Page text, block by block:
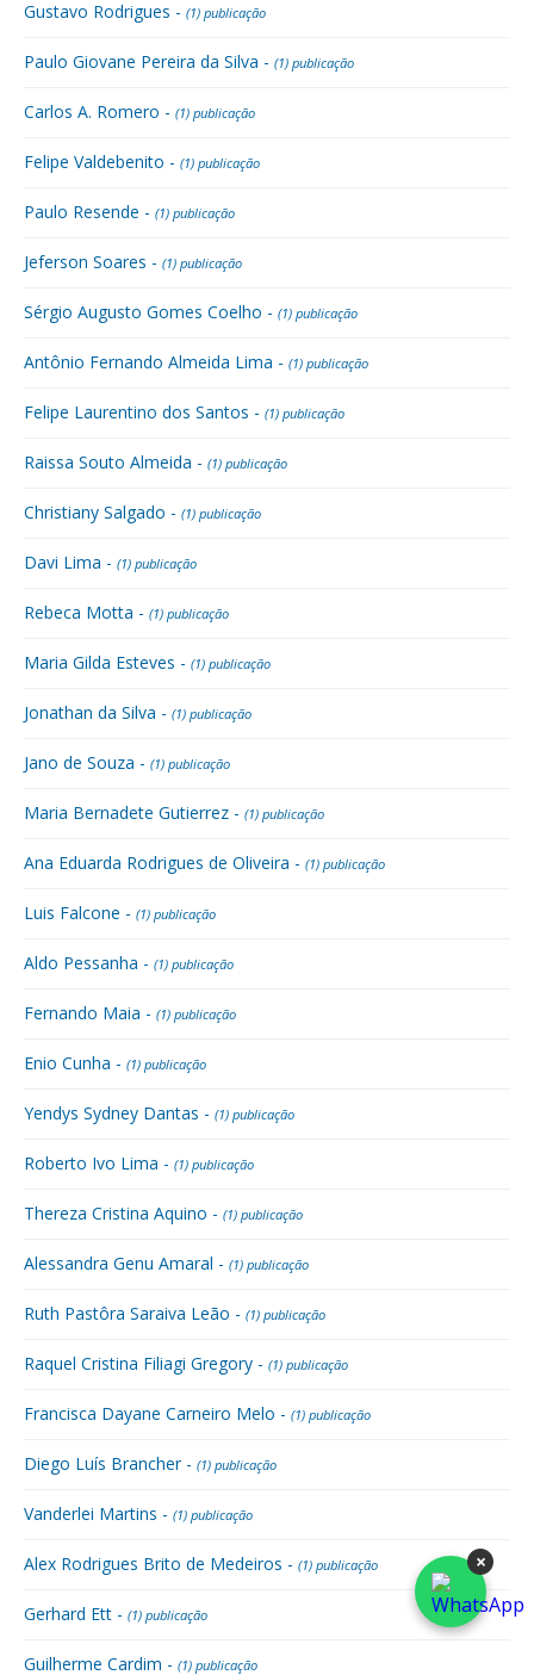
Gustavo Rodrigues - (1) publicação
Paulo Giovane Pereira da Silva - (1) publicação
Carlos A. Romero - (1) publicação
Felipe Valdebenito - (1) publicação
Paulo Resende - (1) publicação
Jeferson Soares - (1) publicação
Sérgio Augusto Gomes Coelho - (1) publicação
Antônio Fernando Almeida Lima - (1) publicação
Felipe Laurentino dos Santos - (1) publicação
Raissa Souto Almeida - (1) publicação
Christiany Salgado - (1) publicação
Davi Lima - (1) publicação
Rebeca Motta - (1) publicação
Maria Gilda Esteves - (1) publicação
Jonathan da Silva - (1) publicação
Jano de Souza - (1) publicação
Maria Bernadete Gutierrez - (1) publicação
Ana Eduarda Rodrigues de Oliveira - (1) publicação
Luis Falcone - (1) publicação
Aldo Pessanha - (1) publicação
Fernando Maia - (1) publicação
Enio Cunha - (1) publicação
Yendys Sydney Dantas - (1) publicação
Roberto Ivo Lima - (1) publicação
Thereza Cristina Aquino - (1) publicação
Alessandra Genu Amaral - (1) publicação
Ruth Pastôra Saraiva Leão - (1) publicação
Raquel Cristina Filiagi Gregory - (1) publicação
Francisca Dayane Carneiro Melo - (1) publicação
Diego Luís Brancher - (1) publicação
Vanderlei Martins - (1) publicação
Alex Rodrigues Brito de Medeiros - (1) publicação
Gerhard Ett - (1) publicação
Guilherme Cardim - (1) publicação
×